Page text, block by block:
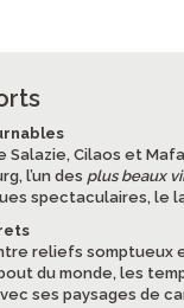
Salazie, Cilaos et
l’un des plus beaux
spectaculaires, le
reliefs
du monde, les
ses paysages de